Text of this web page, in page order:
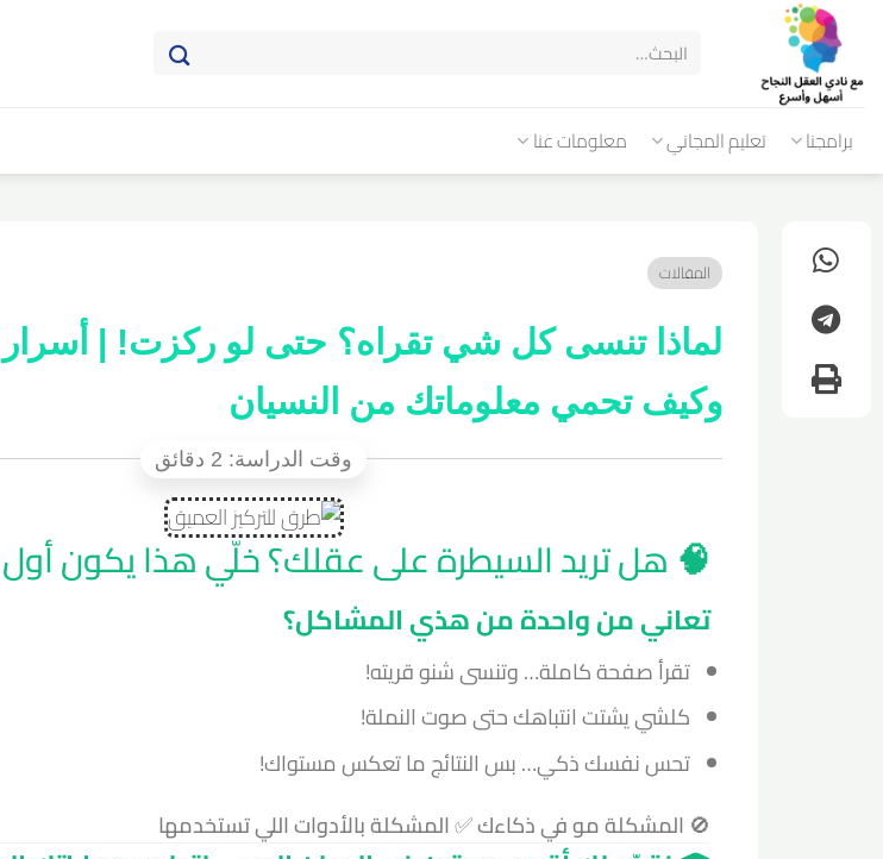
برامجنا تعليم المجاني معلومات عنا
المقالات
لماذا تنسى كل شي تقراه؟ حتى لو ركزت! | أسرار
وكيف تحمي معلوماتك من النسيان
🧠 هل تريد السيطرة على عقلك؟ خلّي هذا يكون
تعاني من واحدة من هذي المشاكل؟
تقرأ صفحة كاملة… وتنسى شنو قريته!
كلشي يشتت انتباهك حتى صوت النملة!
تحس نفسك ذكي… بس النتائج ما تعكس مستواك!
🚫 المشكلة مو في ذكاءك✅المشكلة بالأدوات اللي تستخدمها